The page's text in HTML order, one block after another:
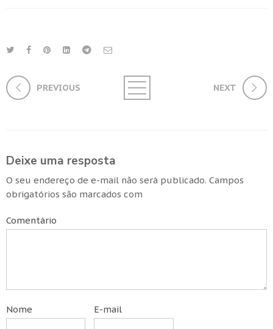
PREVIOUS NEXT
Deixe uma resposta
O seu endereço de e-mail não será publicado. Campos
obrigatórios são marcados com
Comentário
Nome E-mail